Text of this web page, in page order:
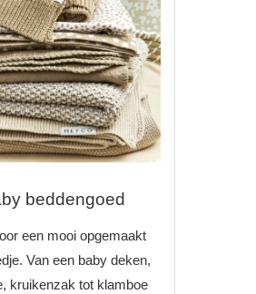
beddengoed
een mooi opgemaakt
Van een baby deken,
kruikenzak tot klamboe